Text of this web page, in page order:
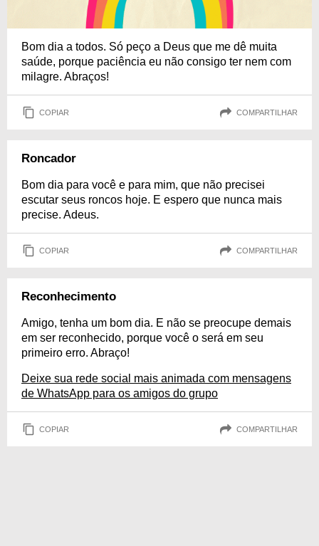
Bom dia a todos. Só peço a Deus que me dê muita
saúde, porque paciência eu não consigo ter nem com
milagre. Abraços!
COPIAR COMPARTILHAR
Roncador
Bom dia para você e para mim, que não precisei
escutar seus roncos hoje. E espero que nunca mais
precise. Adeus.
COPIAR COMPARTILHAR
Reconhecimento
Amigo, tenha um bom dia. E não se preocupe demais
em ser reconhecido, porque você o será em seu
primeiro erro. Abraço!
Deixe sua rede social mais animada com mensagens
de WhatsApp para os amigos do grupo
COPIAR COMPARTILHAR